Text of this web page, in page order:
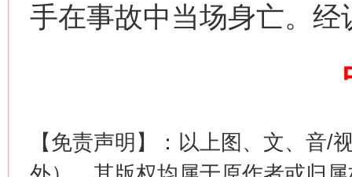
手在事故中当场身亡。
【免责声明】：以上图、文、音/
习近平的博鳌关键词
魏明亮